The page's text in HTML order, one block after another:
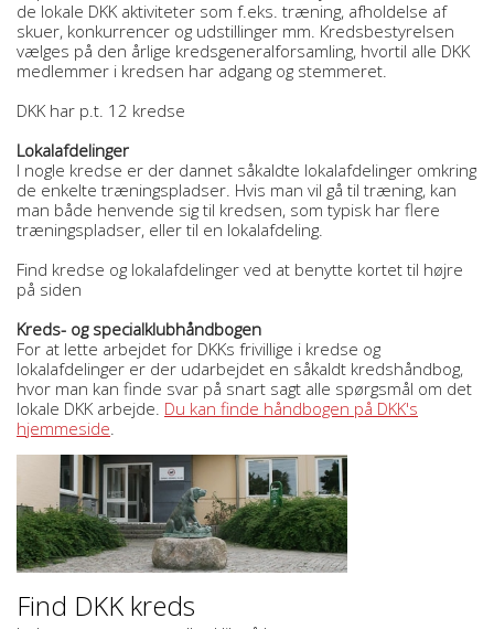
de lokale DKK aktiviteter som f.eks. træning, afholdelse af
skuer, konkurrencer og udstillinger mm. Kredsbestyrelsen
vælges på den årlige kredsgeneralforsamling, hvortil alle DKK
medlemmer i kredsen har adgang og stemmeret.
DKK har p.t. 12 kredse
Lokalafdelinger
I nogle kredse er der dannet såkaldte lokalafdelinger omkring
de enkelte træningspladser. Hvis man vil gå til træning, kan
man både henvende sig til kredsen, som typisk har flere
træningspladser, eller til en lokalafdeling.
Find kredse og lokalafdelinger ved at benytte kortet til højre
på siden
Kreds- og specialklubhåndbogen
For at lette arbejdet for DKKs frivillige i kredse og
lokalafdelinger er der udarbejdet en såkaldt kredshåndbog,
hvor man kan finde svar på snart sagt alle spørgsmål om det
lokale DKK arbejde. Du kan finde håndbogen på DKK's
hjemmeside.
Find DKK kreds